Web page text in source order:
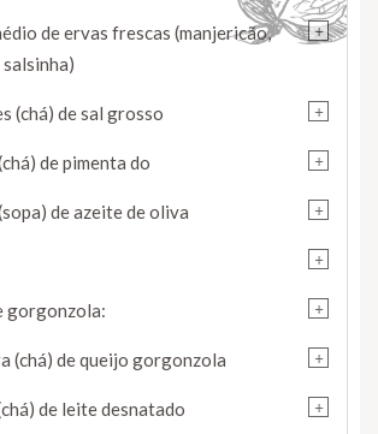
+
de ervas frescas (manjericão,
+
(chá) de sal grosso
+
de pimenta do
+
de azeite de oliva
+
+
gorgonzola:
+
(chá) de queijo gorgonzola
+
de leite desnatado